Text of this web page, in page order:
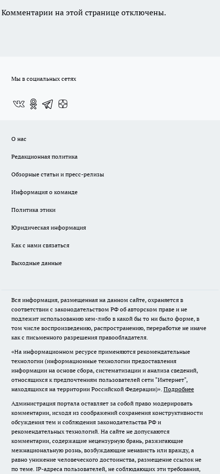
Комментарии на этой странице отключены.
Мы в социальных сетях
О нас
Редакционная политика
Обзорные статьи и пресс-релизы
Информация о команде
Политика этики
Юридическая информация
Как с нами связаться
Выходные данные
Вся информация, размещенная на данном сайте, охраняется в
соответствии с законодательством РФ об авторском праве и не
подлежит использованию кем-либо в какой бы то ни было форме, в
том числе воспроизведению, распространению, переработке не иначе
как с письменного разрешения правообладателя.
«На информационном ресурсе применяются рекомендательные
технологии (информационные технологии предоставления
информации на основе сбора, систематизации и анализа сведений,
относящихся к предпочтениям пользователей сети "Интернет",
находящихся на территории Российской Федерации)». Подробнее
Администрация портала оставляет за собой право модерировать
комментарии, исходя из соображений сохранения конструктивности
обсуждения тем и соблюдения законодательства РФ и
рекомендательных технологий. На сайте не допускаются
комментарии, содержащие нецензурную брань, разжигающие
межнациональную рознь, возбуждающие ненависть или вражду, а
равно унижение человеческого достоинства, размещение ссылок не
по теме. IP-адреса пользователей, не соблюдающих эти требования,